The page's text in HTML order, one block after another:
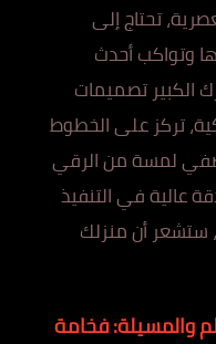
تحتاج إلى
وتواكب أحدث
الكبير تصميمات
تركز على الخطوط
تضفي لمسة من الرقي
عالية في التنفيذ
ستشعر أن منزلك
والمسيلة: فخامة